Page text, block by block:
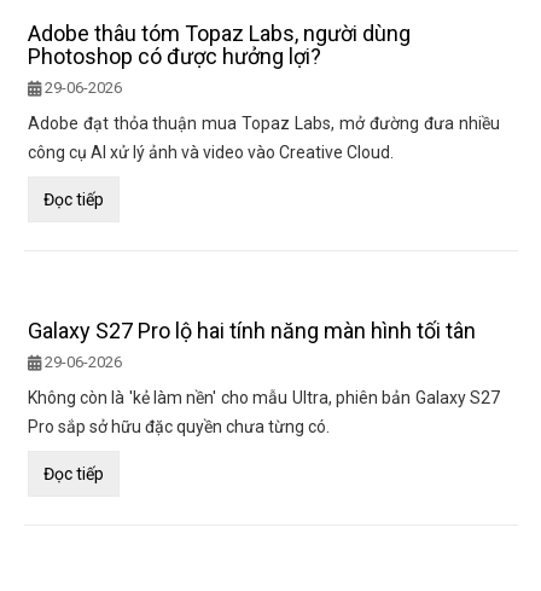
Adobe thâu tóm Topaz Labs, người dùng
Photoshop có được hưởng lợi?
29-06-2026
Adobe đạt thỏa thuận mua Topaz Labs, mở đường đưa nhiều
công cụ AI xử lý ảnh và video vào Creative Cloud.
Đọc tiếp
Galaxy S27 Pro lộ hai tính năng màn hình tối tân
29-06-2026
Không còn là 'kẻ làm nền' cho mẫu Ultra, phiên bản Galaxy S27
Pro sắp sở hữu đặc quyền chưa từng có.
Đọc tiếp